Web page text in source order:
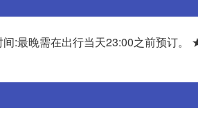
:最晚需在出行当天23:00之前预订。